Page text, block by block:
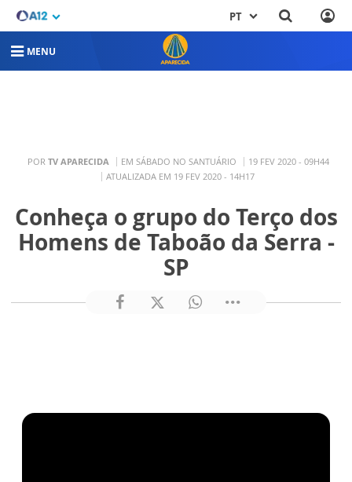
PT
MENU
POR TV APARECIDA EM SÁBADO NO SANTUÁRIO
19 FEV 2020 - 09H44
ATUALIZADA EM 19 FEV 2020 - 14H17
Conheça o grupo do Terço dos
Homens de Taboão da Serra -
SP